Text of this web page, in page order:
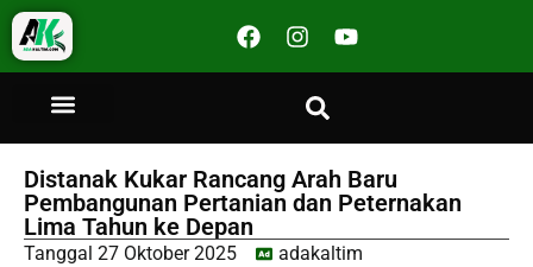
Distanak Kukar Rancang Arah Baru
Pembangunan Pertanian dan Peternakan
Lima Tahun ke Depan
Tanggal 27 Oktober 2025
adakaltim